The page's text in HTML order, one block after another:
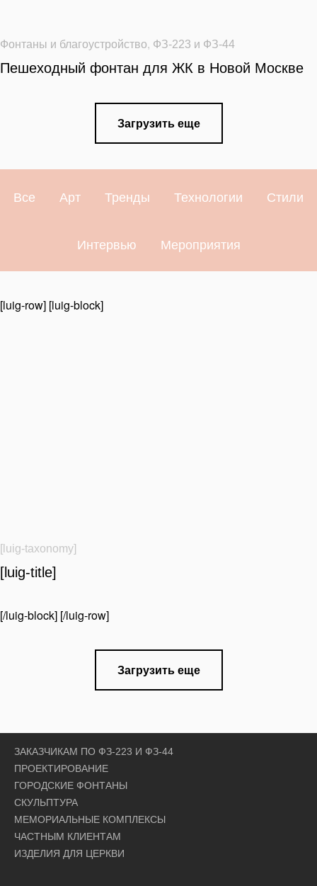
Фонтаны и благоустройство, ФЗ-223 и ФЗ-44
Пешеходный фонтан для ЖК в Новой Москве
Загрузить еще
Все Арт Тренды Технологии Стили
Интервью Мероприятия
[luig-row] [luig-block]
[luig-taxonomy]
[luig-title]
[/luig-block] [/luig-row]
Загрузить еще
ЗАКАЗЧИКАМ ПО ФЗ-223 И ФЗ-44
ПРОЕКТИРОВАНИЕ
ГОРОДСКИЕ ФОНТАНЫ
СКУЛЬПТУРА
МЕМОРИАЛЬНЫЕ КОМПЛЕКСЫ
ЧАСТНЫМ КЛИЕНТАМ
ИЗДЕЛИЯ ДЛЯ ЦЕРКВИ